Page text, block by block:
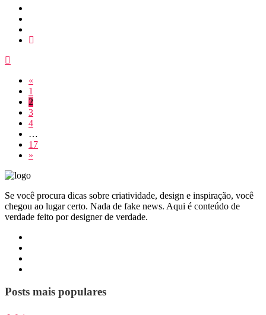
«
1
2
3
4
…
17
»
Se você procura dicas sobre criatividade, design e inspiração, você
chegou ao lugar certo. Nada de fake news. Aqui é conteúdo de
verdade feito por designer de verdade.
Posts mais populares